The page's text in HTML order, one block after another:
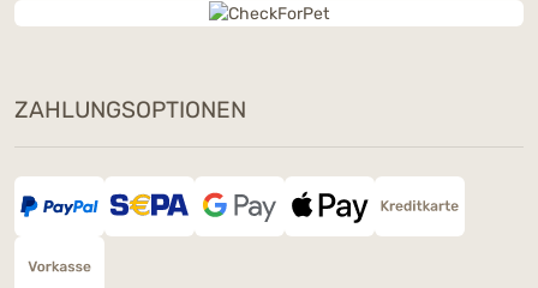
ZAHLUNGSOPTIONEN